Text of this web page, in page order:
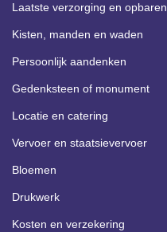
Laatste verzorging en opbaren
Kisten, manden en waden
Persoonlijk aandenken
Gedenksteen of monument
Locatie en catering
Vervoer en staatsievervoer
Bloemen
Drukwerk
Kosten en verzekering